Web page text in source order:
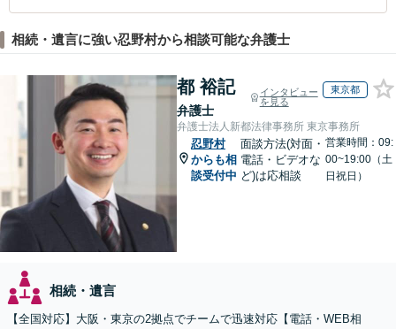
相続・遺言に強い忍野村から相談可能な弁護士
都 裕記
弁護士
インタビュー
を見る
東京都
弁護士法人新都法律事務所 東京事務所
忍野村
からも相
談受付中
面談方法(対面・
電話・ビデオな
ど)は応相談
営業時間：09:
00~19:00（土
日祝日）
相続・遺言
【全国対応】大阪・東京の2拠点でチームで迅速対応【電話・WEB相